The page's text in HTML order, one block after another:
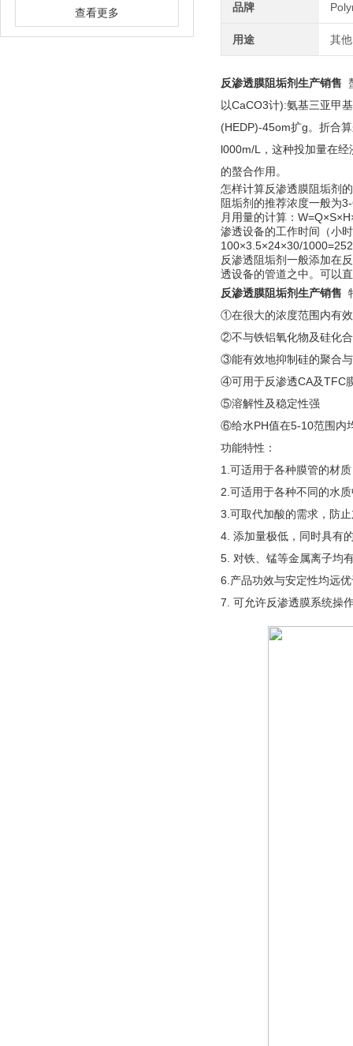
查看更多 品牌
用途 其他
反渗透膜阻垢剂生产销售
以CaCO3计):氨基三亚甲
(HEDP)-45om扩g。折合
l000m/L，这种投加量在
的螯合作用。
怎样计算反渗透膜阻垢剂
阻垢剂的推荐浓度一般为
月用量的计算：
渗透设备的工作时间（小
100×3.5×24×30/
反渗透阻垢剂一般添加在
透设备的管道之中。可以
反渗透膜阻垢剂生产销售
①在很大的浓度范围内有
②不与铁铝氧化物及硅化
③能有效地抑制硅的聚合
④可用于反渗透CA及TFC
⑤溶解性及稳定性强
⑥给水PH值在5-10范围内
功能特性：
1.可适用于各种膜管的材质
2.可适用于各种不同的水
3.可取代加酸的需求，防
4. 添加量极低，同时具有
5. 对铁、锰等金属离子均
6.产品功效与安定性均远
7. 可允许反渗透膜系统操